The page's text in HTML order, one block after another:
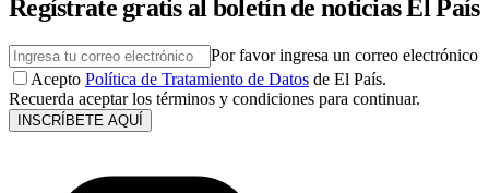
Regístrate gratis al boletín de noticias El País
Por favor ingresa un correo electrónico
Acepto Política de Tratamiento de Datos de El País.
Recuerda aceptar los términos y condiciones para continuar.
INSCRÍBETE AQUÍ